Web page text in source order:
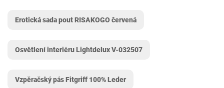
Erotická sada pout RISAKOGO červená
Osvětlení interiéru Lightdelux V-032507
Vzpěračský pás Fitgriff 100% Leder